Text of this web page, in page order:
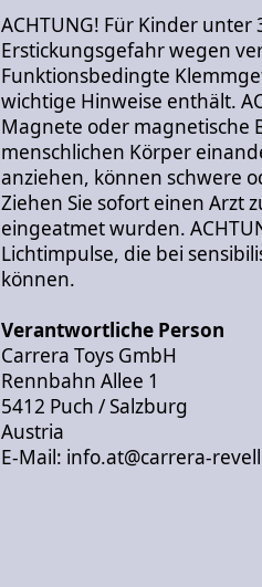
ACHTUNG! Für Kinder
Erstickungsgefahr wegen
Funktionsbedingte
wichtige Hinweise enthält.
Magnete oder magnetische
menschlichen Körper
anziehen, können schwere
Ziehen Sie sofort einen Arzt
eingeatmet wurden.
Lichtimpulse, die bei
können.
Verantwortliche Person
Carrera Toys GmbH
Rennbahn Allee 1
5412 Puch / Salzburg
Austria
E-Mail: info.at@carrera-